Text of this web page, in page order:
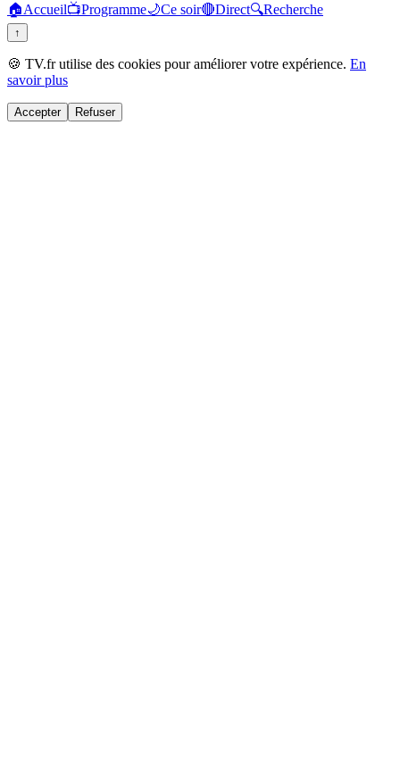
🏠Accueil📺Programme🌙Ce soir🔴Direct🔍Recherche
↑
🍪 TV.fr utilise des cookies pour améliorer votre expérience. En
savoir plus
Accepter Refuser